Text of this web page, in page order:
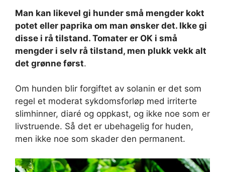
Man kan likevel gi hunder små mengder kokt
potet eller paprika om man ønsker det. Ikke gi
disse i rå tilstand. Tomater er OK i små
mengder i selv rå tilstand, men plukk vekk alt
det grønne først.
Om hunden blir forgiftet av solanin er det som
regel et moderat sykdomsforløp med irriterte
slimhinner, diaré og oppkast, og ikke noe som er
livstruende. Så det er ubehagelig for huden,
men ikke noe som skader den permanent.